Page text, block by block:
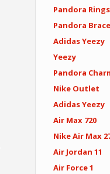
Pandora Rings
Pandora
Adidas Yeezy
Yeezy
Pandora
Nike Outlet
Adidas Yeezy
Air Max 720
Nike Air Max
Air Jordan 11
Air Force 1